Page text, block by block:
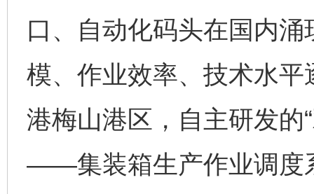
口、自动化码头在国内
模、作业效率、技术水
港梅山港区，自主研发的
——集装箱生产作业调度